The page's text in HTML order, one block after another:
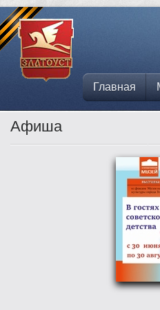
Главная
Афиша